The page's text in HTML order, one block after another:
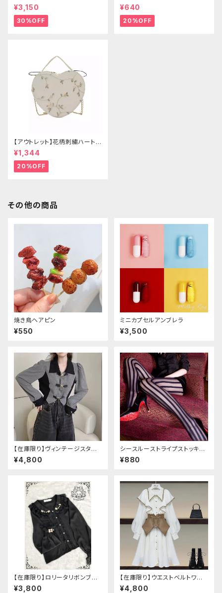
ゴールドクラウン＆ホーン(ヴェ
ール付き)
¥3,150
30%OFF
ー
¥640
20%OFF
【アウトレット】花柄刺繍ハートバ
ッグ
¥1,344
20%OFF
その他の商品
焼き鳥ヘアピン
¥550
ミニカプセルアンブレラ
¥3,500
【在庫限り】ヴィンテージスタイ
ルバックルベルトシャツ
¥4,800
シースルーストライプストッキン
グ
¥880
【在庫限り】ロリータリボンブラ
ウス：フリーサイズ
¥3,800
【在庫限り】ウエストベルトワン
ピースセットアップ（Mサイズ
¥4,800